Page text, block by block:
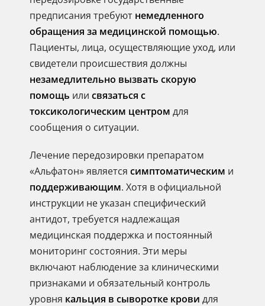
предписания требуют немедленного
обращения за медицинской помощью.
Пациенты, лица, осуществляющие уход, или
свидетели происшествия должны
незамедлительно вызвать скорую
помощь или связаться с
токсикологическим центром для
сообщения о ситуации.
Лечение передозировки препаратом
«Альфатон» является симптоматическим и
поддерживающим. Хотя в официальной
инструкции не указан специфический
антидот, требуется надлежащая
медицинская поддержка и постоянный
мониторинг состояния. Эти меры
включают наблюдение за клиническими
признаками и обязательный контроль
уровня кальция в сыворотке крови для